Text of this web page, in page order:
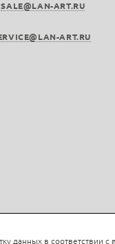
SALE@LAN-ART.RU
ART.RU
данных в соответствии с